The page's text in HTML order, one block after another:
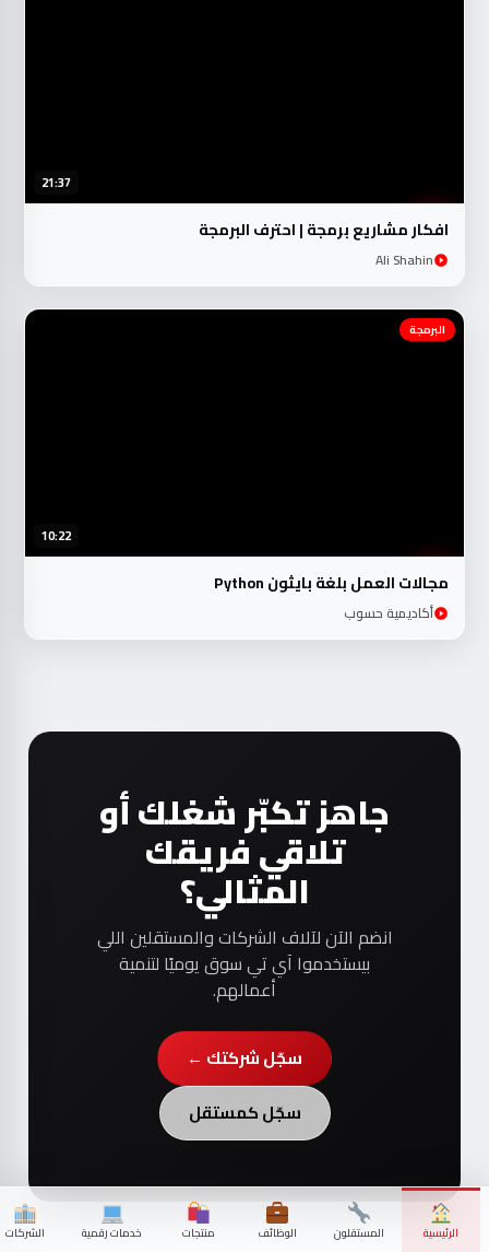
21:37
افكار مشاريع برمجة | احترف البرمجة
Ali Shahin
10:22
البرمجة
مجالات العمل بلغة بايثون Python
أكاديمية حسوب
جاهز تكبّر شغلك أو
تلاقي فريقك
المثالي؟
انضم الآن لآلاف الشركات والمستقلين اللي
بيستخدموا آي تي سوق يوميًا لتنمية
أعمالهم.
سجّل شركتك ←
سجّل كمستقل
الرئيسية المستقلون الوظائف منتجات خدمات رقمية الشركات